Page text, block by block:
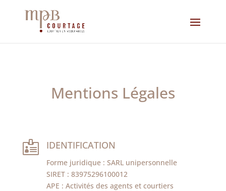
Mentions Légales
 IDENTIFICATION
Forme juridique : SARL unipersonnelle
SIRET : 83975296100012
APE : Activités des agents et courtiers